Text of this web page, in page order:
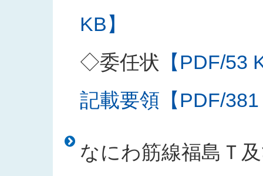
KB】
◇委任状 【PDF/53
記載要領【PDF/
なにわ筋線福島Ｔ